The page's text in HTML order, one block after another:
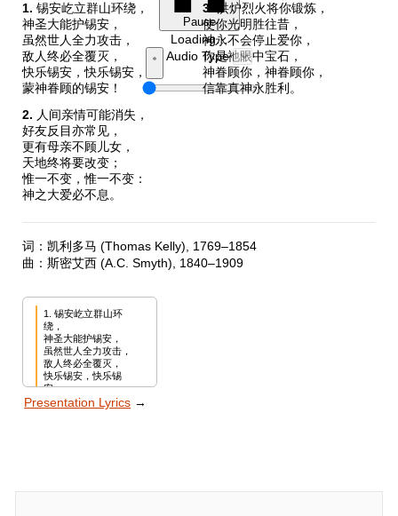
Pause
Loading…
Audio Type
1.锡安屹立群山环绕，
神圣大能护锡安，
虽然世人全力攻击，
敌人终必全覆灭，
快乐锡安，快乐锡安，
蒙神眷顾的锡安！
2. 人间亲情可能消失，
好友反目亦常见，
更有母亲不顾儿女，
天地终将要改变；
惟一不变，惟一不变：
神之大爱必不息。
3.
洪炉烈火将你锻炼，
使你光明胜往昔，
神永不会停止爱你，
你是祂眼中宝石，
神眷顾你，神眷顾你，
信靠真神永胜利。
词：凯利多马 (Thomas Kelly), 1769–1854
曲：斯密艾西 (A.C. Smyth), 1840–1909
1. 锡安屹立群山环
绕，
神圣大能护锡安，
虽然世人全力攻击，
敌人终必全覆灭，
快乐锡安，快乐锡
安，
蒙神眷顾的锡安！
Presentation Lyrics →